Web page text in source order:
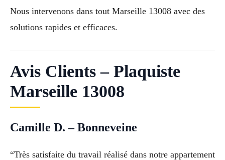
Nous intervenons dans tout Marseille 13008 avec des
solutions rapides et efficaces.
Avis Clients – Plaquiste
Marseille 13008
Camille D. – Bonneveine
“Très satisfaite du travail réalisé dans notre appartement